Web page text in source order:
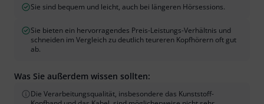
Sie sind bequem und leicht, auch bei längeren Hörsessions.
Sie bieten ein hervorragendes Preis-Leistungs-Verhältnis und
schneiden im Vergleich zu deutlich teureren Kopfhörern oft gut
ab.
Was Sie außerdem wissen sollten:
Die Verarbeitungsqualität, insbesondere das Kunststoff-